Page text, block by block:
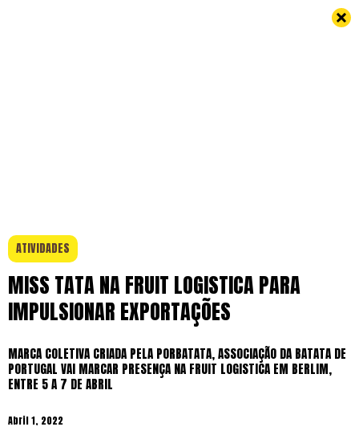
ATIVIDADES
MISS TATA NA FRUIT LOGISTICA PARA
IMPULSIONAR EXPORTAÇÕES
MARCA COLETIVA CRIADA PELA PORBATATA, ASSOCIAÇÃO DA BATATA DE
PORTUGAL VAI MARCAR PRESENÇA NA FRUIT LOGISTICA EM BERLIM,
ENTRE 5 A 7 DE ABRIL
Abril 1, 2022